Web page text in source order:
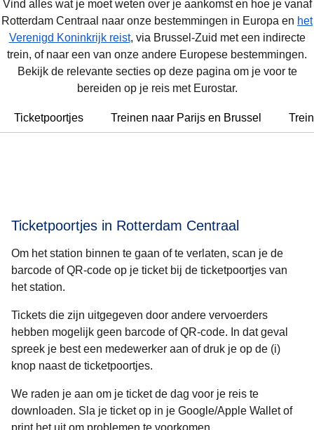
Vind alles wat je moet weten over je aankomst en hoe je vanaf
Rotterdam Centraal naar onze bestemmingen in Europa en het
Verenigd Koninkrijk reist, via Brussel-Zuid met een indirecte
trein, of naar een van onze andere Europese bestemmingen.
Bekijk de relevante secties op deze pagina om je voor te
bereiden op je reis met Eurostar.
Ticketpoortjes Treinen naar Parijs en Brussel
Ticketpoortjes in Rotterdam Centraal
Om het station binnen te gaan of te verlaten, scan je de
barcode of QR-code op je ticket bij de ticketpoortjes van
het station.
Tickets die zijn uitgegeven door andere vervoerders
hebben mogelijk geen barcode of QR-code. In dat geval
spreek je best een medewerker aan of druk je op de (i)
knop naast de ticketpoortjes.
We raden je aan om je ticket de dag voor je reis te
downloaden. Sla je ticket op in je Google/Apple Wallet of